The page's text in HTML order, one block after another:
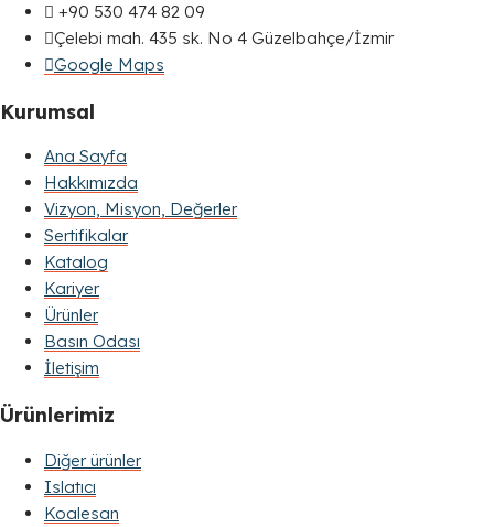
+90 530 474 82 09
Çelebi mah. 435 sk. No 4 Güzelbahçe/İzmir
Google Maps
Kurumsal
Ana Sayfa
Hakkımızda
Vizyon, Misyon, Değerler
Sertifikalar
Katalog
Kariyer
Ürünler
Basın Odası
İletişim
Ürünlerimiz
Diğer ürünler
Islatıcı
Koalesan